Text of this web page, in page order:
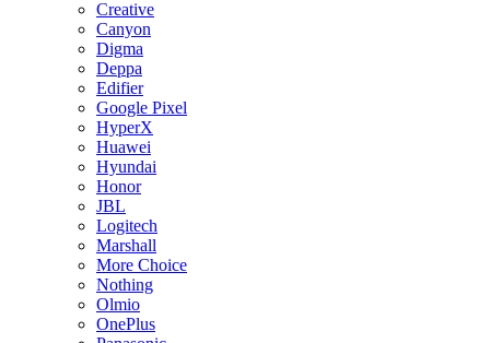
Creative
Canyon
Digma
Deppa
Edifier
Google Pixel
HyperX
Huawei
Hyundai
Honor
JBL
Logitech
Marshall
More Choice
Nothing
Olmio
OnePlus